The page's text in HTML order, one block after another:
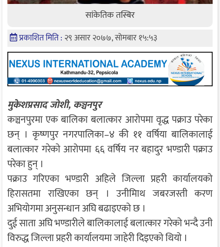
सांकेतिक तस्बिर
प्रकाशित मिति : २९ असार २०७७, सोमबार १५:५३
मुकेशप्रसाद जोशी, कञ्चनपुर
कञ्चनपुरमा एक बालिका बलात्कार आरोपमा वृद्ध पक्राउ परेका
छन् । कृष्णपुर नगरपालिका–४ की ११ वर्षिया बालिकालाई
बलात्कार गरेकाे आरोपमा ६६ वर्षिय नर बहादुर भण्डारी पक्राउ
परेका हुन् ।
पक्राउ गरिएका भण्डारी अहिले जिल्ला प्रहरी कार्यालयको
हिरासतमा राखिएका छन् । उनीमिाथ जबरजस्ती करण
अभियोगमा अनुसन्धान अघि बढाइएको छ ।
दुई साता अघि भण्डारीले बालिकालाई बलात्कार गरेको भन्दै उनी
विरुद्ध जिल्ला प्रहरी कार्यालयमा जाहेरी दिइएको थियो ।